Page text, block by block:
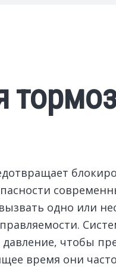
одно или
чтобы
время они